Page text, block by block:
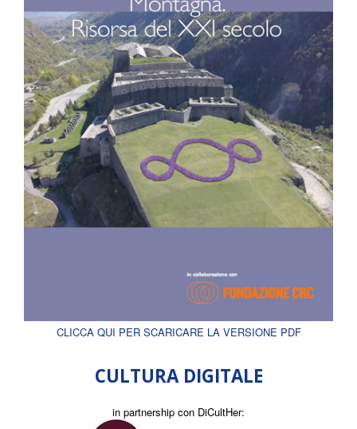
CLICCA QUI PER SCARICARE LA VERSIONE PDF
CULTURA DIGITALE
in partnership con DiCultHer: